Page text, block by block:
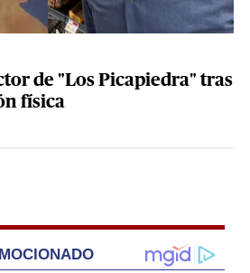
de "Los Picapiedra" tras
física